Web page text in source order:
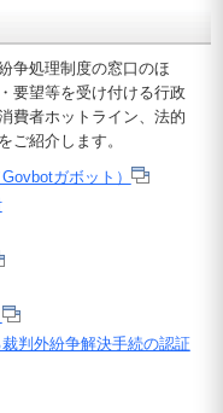
争処理制度の窓口のほ
要望等を受け付ける行政
費者ホットライン、法的
ご紹介します。
ガボット）
判外紛争解決手続の認証